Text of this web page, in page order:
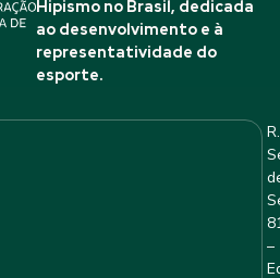
Hipismo no Brasil, dedicada
ao desenvolvimento e à
representatividade do
esporte.
R.
–